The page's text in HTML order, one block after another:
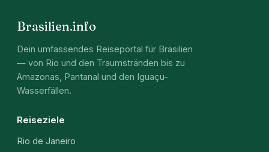
Brasilien.info
Dein umfassendes Reiseportal für Brasilien
— von Rio und den Traumstränden bis zu
Amazonas, Pantanal und den Iguaçu-
Wasserfällen.
Reiseziele
Rio de Janeiro